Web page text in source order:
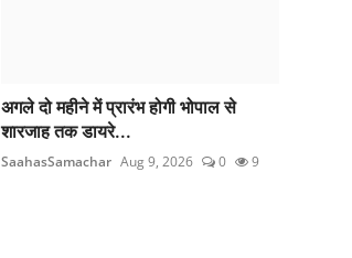
अगले दो महीने में प्रारंभ होगी भोपाल से
शारजाह तक डायरे...
SaahasSamachar Aug 9, 2026 0 9